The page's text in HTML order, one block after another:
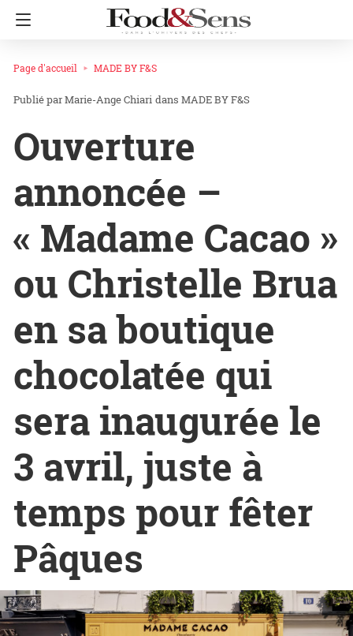
Page d'accueil MADE BY F&S
Marie-Ange Chiari dans MADE BY F&S
Ouverture
annoncée –
« Madame Cacao »
ou Christelle Brua
en sa boutique
chocolatée qui
sera inaugurée le
3 avril, juste à
temps pour fêter
Pâques